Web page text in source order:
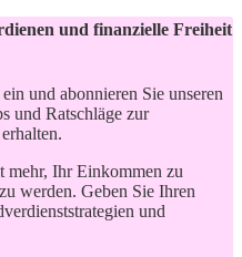
und finanzielle Freiheit
und abonnieren Sie unseren
und Ratschläge zur
mehr, Ihr Einkommen zu
werden. Geben Sie Ihren
und